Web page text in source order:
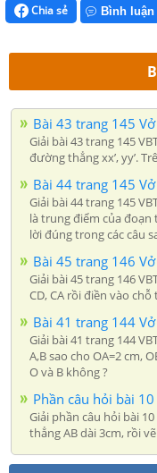
Chia sẻ Bình luận
Bài 43 trang 145
Giải bài 43 trang 145
đường thẳng xx’, yy’.
Bài 44 trang 145
Giải bài 44 trang 145
là trung điểm của đoạn
lời đúng trong các câu
Bài 45 trang 146
Giải bài 45 trang 146
CD, CA rồi điền vào
Bài 41 trang 144
Giải bài 41 trang 144
A,B sao cho OA=2 cm,
O và B không ?
Phần câu hỏi bài
Giải phần câu hỏi bài
thẳng AB dài 3cm, rồi